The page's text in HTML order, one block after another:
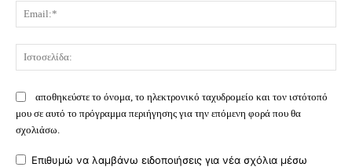
αποθηκεύστε το όνομα, το ηλεκτρονικό ταχυδρομείο και τον ιστότοπό
μου σε αυτό το πρόγραμμα περιήγησης για την επόμενη φορά που θα
σχολιάσω.
Επιθυμώ να λαμβάνω ειδοποιήσεις για νέα σχόλια μέσω